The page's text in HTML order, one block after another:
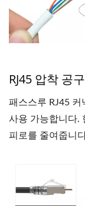
RJ45 압착 공
패스스루 RJ45 커
사용 가능합니다.
피로를 줄여줍니